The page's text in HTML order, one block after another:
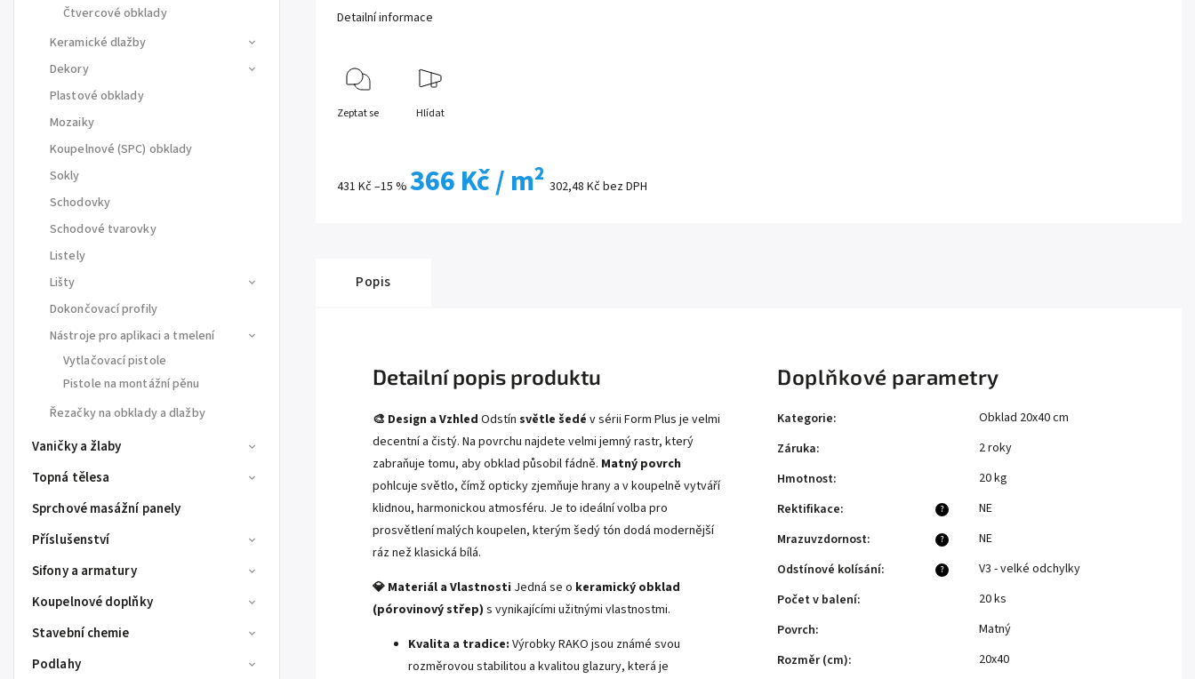
Čtvercové obklady
Keramické dlažby
Dekory
Plastové obklady
Mozaiky
Koupelnové (SPC) obklady
Sokly
Schodovky
Schodové tvarovky
Listely
Lišty
Dokončovací profily
Nástroje pro aplikaci a tmelení
Vytlačovací pistole
Pistole na montážní pěnu
Řezačky na obklady a dlažby
Vaničky a žlaby
Topná tělesa
Sprchové masážní panely
Příslušenství
Sifony a armatury
Koupelnové doplňky
Stavební chemie
Podlahy
431 Kč–15 % 366 Kč/ m² 302,48 Kč bez DPH
Detailní informace
Zeptat se Hlídat
Popis
Detailní popis produktu
🎨 Design a Vzhled Odstín světle šedé v sérii Form Plus je velmi
decentní a čistý. Na povrchu najdete velmi jemný rastr, který
zabraňuje tomu, aby obklad působil fádně. Matný povrch
pohlcuje světlo, čímž opticky zjemňuje hrany a v koupelně vytváří
klidnou, harmonickou atmosféru. Je to ideální volba pro
prosvětlení malých koupelen, kterým šedý tón dodá modernější
ráz než klasická bílá.
💎 Materiál a Vlastnosti Jedná se o keramický obklad
(pórovinový střep) s vynikajícími užitnými vlastnostmi.
Kvalita a tradice: Výrobky RAKO jsou známé svou
rozměrovou stabilitou a kvalitou glazury, která je
Doplňkové parametry
Kategorie:
Obklad 20x40 cm
Záruka:
2 roky
Hmotnost: 20 kg
?
Rektifikace: NE
?
Mrazuvzdornost: NE
?
Odstínové kolísání:
V3 - velké odchylky
Počet v balení:
20 ks
Povrch:
Matný
Rozměr (cm):
20x40